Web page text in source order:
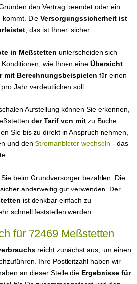
den Vertrag beendet oder ein
kommt. Die Versorgungssicherheit ist
, das ist Ihnen sicher.
in Meßstetten unterscheiden sich
wie Ihnen eine Übersicht
mit Berechnungsbeispielen für einen
Jahr verdeutlichen soll:
Aufstellung können Sie erkennen,
der Tarif von mit zu Buche
Sie bis zu direkt in Anspruch nehmen,
und den Stromanbieter wechseln - das
beim Grundversorger bezahlen. Die
anderweitig gut verwenden. Der
ist denkbar einfach zu
schnell feststellen werden.
für 72469 Meßstetten
reicht zunächst aus, um einen
Ihre Postleitzahl haben wir
an dieser Stelle die Ergebnisse für